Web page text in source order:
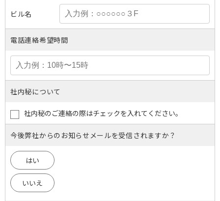
ビル名
電話連絡希望時間
社内秘について
社内秘のご連絡の際はチェックを入れてください。
今後弊社からのお知らせメールを受信されますか？
はい
いいえ